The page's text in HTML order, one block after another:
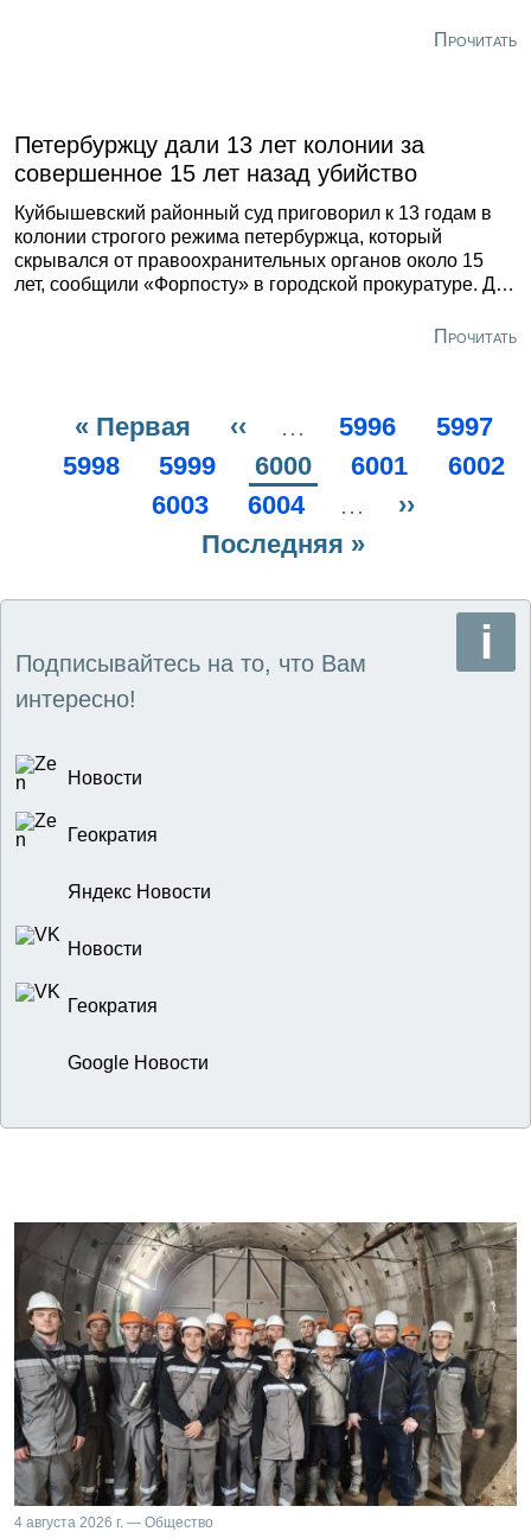
происшествия сотрудники правоохранительных органов
Обстоятельства смерти маленькой девочки
расследуются.
Прочитать
Петербуржцу дали 13 лет колонии за
совершенное 15 лет назад убийство
Куйбышевский районный суд приговорил к 13 годам в
колонии строгого режима петербуржца, который
скрывался от правоохранительных органов около 15
лет, сообщили «Форпосту» в городской прокуратуре. До
Прочитать
Нумерация
Первая
страница
« Первая
Предыдущая
страница
‹‹ … Page
5996 Page
5997
Page
5998 Page
5999
Текущая
страница
6000 Page
6001 Page
6002
Page
6003 Page
6004 …
››
Последняя
Последняя »
Подписывайтесь на то, что Вам
интересно!
Новости
Геократия
Яндекс Новости
Новости
Геократия
Google Новости
4 августа 2026 г. — Общество